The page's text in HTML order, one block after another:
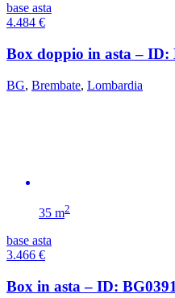
base asta
4.484 €
Box doppio in asta – ID:
BG, Brembate, Lombardia
35 m2
base asta
3.466 €
Box in asta – ID: